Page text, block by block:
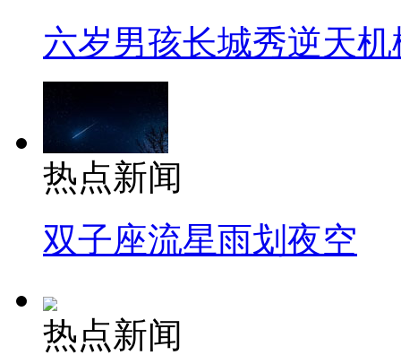
六岁男孩长城秀逆天机
热点新闻
双子座流星雨划夜空
热点新闻